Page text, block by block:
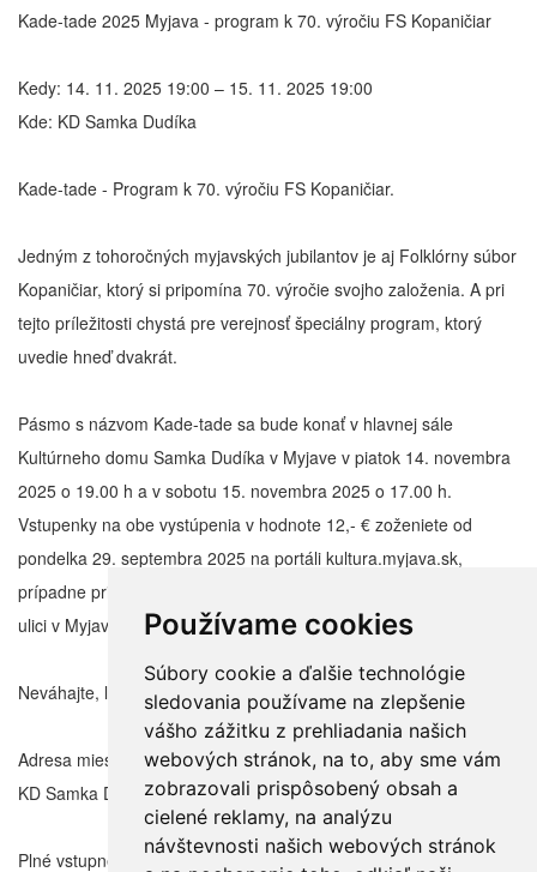
Používame cookies
Súbory cookie a ďalšie technológie
sledovania používame na zlepšenie
vášho zážitku z prehliadania našich
webových stránok, na to, aby sme vám
zobrazovali prispôsobený obsah a
cielené reklamy, na analýzu
návštevnosti našich webových stránok
Kade-tade 2025 Myjava - program k 70. výročiu FS Kopaničiar
Kedy: 14. 11. 2025 19:00 – 15. 11. 2025 19:00
Kde: KD Samka Dudíka
Kade-tade - Program k 70. výročiu FS Kopaničiar.
Jedným z tohoročných myjavských jubilantov je aj Folklórny súbor
Kopaničiar, ktorý si pripomína 70. výročie svojho založenia. A pri
tejto príležitosti chystá pre verejnosť špeciálny program, ktorý
uvedie hneď dvakrát.
Pásmo s názvom Kade-tade sa bude konať v hlavnej sále
Kultúrneho domu Samka Dudíka v Myjave v piatok 14. novembra
2025 o 19.00 h a v sobotu 15. novembra 2025 o 17.00 h.
Vstupenky na obe vystúpenia v hodnote 12,- € zoženiete od
pondelka 29. septembra 2025 na portáli kultura.myjava.sk,
prípadne priamo v kancelárií kultúrneho domu na Partizánskej
ulici v Myjave.
Neváhajte, lístky sa míňajú ozaj rýchlo!
Adresa miesta konania
KD Samka Dudíka, Myjava
Plné vstupné: 12 €